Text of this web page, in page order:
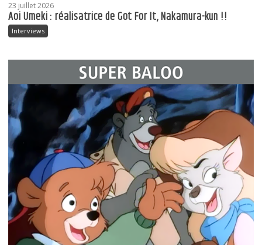
23 juillet 2026
Aoi Umeki : réalisatrice de Got For It, Nakamura-kun !!
Interviews